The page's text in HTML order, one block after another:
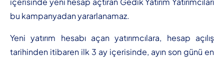
bu kampanyadan yararlanamaz.
Yeni yatırım hesabı açan yatırımcılara, hesap açılış
tarihinden itibaren ilk 3 ay içerisinde, ayın son günü en